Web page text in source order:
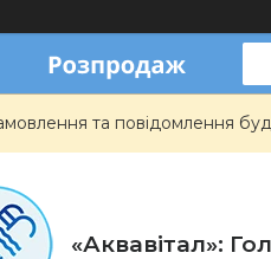
та повідомлення
«Аквавітал»: